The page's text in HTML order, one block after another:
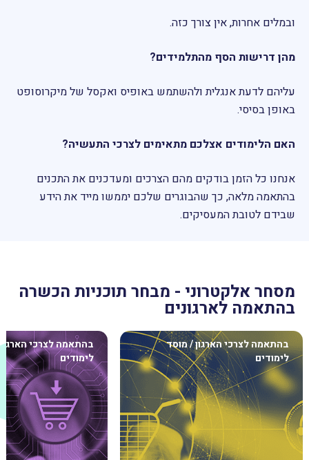
ובמלים אחרות, אין צורך כזה.
מהן דרישות הסף מהתלמידים?
עליהם לדעת אנגלית ולהשתמש באופיס ואקסל של מיקרוסופט
באופן בסיסי.
האם הלימודים אצלכם מתאימים לצרכי התעשיה?
אנחנו כל הזמן בודקים מהם הצרכים ומעדכנים את התכנים
בהתאמה מלאה, כך שהבוגרים שלכם יממשו מייד את הידע
שבידם לטובת המעסיקים.
מסחר אלקטרוני - מבחר תוכניות הכשרה
בהתאמה לארגונים
בהתאמה לצרכי הארגון / מוסד
לימודים
בהתאמה לצרכי
לימודים